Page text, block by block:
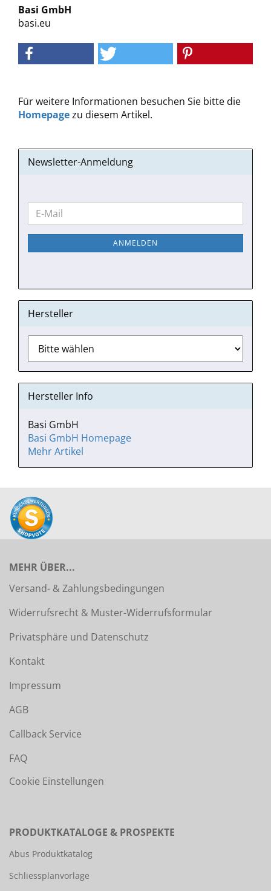
Basi GmbH
basi.eu
Für weitere Informationen besuchen Sie bitte die
Homepagezu diesem Artikel.
Newsletter-Anmeldung
WEITER
ZUR
NEWSLETTER-
E-
Mail
ANMELDEN
Hersteller
Hersteller Info
Basi GmbH
Basi GmbH Homepage
Mehr Artikel
MEHR ÜBER...
Versand- & Zahlungsbedingungen
Widerrufsrecht & Muster-Widerrufsformular
Privatsphäre und Datenschutz
Kontakt
Impressum
AGB
Callback Service
FAQ
Cookie Einstellungen
PRODUKTKATALOGE & PROSPEKTE
Abus Produktkatalog
Schliessplanvorlage